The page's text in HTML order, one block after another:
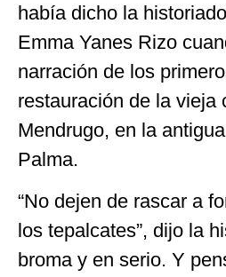
había dicho la
Emma Yanes Rizo
narración de los
restauración de la vieja
Mendrugo, en la
Palma.
“No dejen de rascar a
los tepalcates”, dijo la
broma y en serio. Y